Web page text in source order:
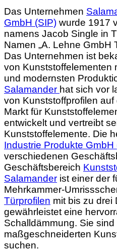
Das Unternehmen
GmbH (SIP) wurde 1917
namens Jacob Single in
Namen „A. Lehne GmbH
Das Unternehmen ist
von Kunststoffelementen
und modernsten
Salamander hat sich vor
von Kunststoffprofilen
Markt für
entwickelt und vertreibt
Kunststoffelemente. Die
Industrie Produkte GmbH
verschiedenen
Geschäftsbereich
Salamander ist einer der
Mehrkammer-
Türprofilen mit bis zu drei
gewährleistet eine
Schalldämmung. Sie
maßgeschneiderten
suchen.